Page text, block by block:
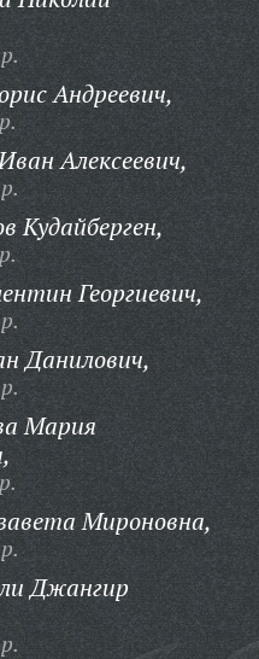
Андреевич,
Алексеевич,
Кудайберген,
Георгиевич,
Данилович,
Мария
Мироновна,
Джангир